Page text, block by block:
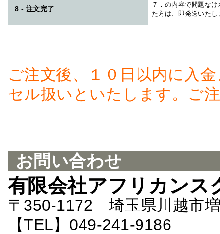
8 - 注文完了
７．の内容で問題な
た方は、即発送いたし
ご注文後、１０日以内に入
セル扱いといたします。ご
お問い合わせ
有限会社アフリカンス
〒350-1172 埼玉県川越市
【TEL】049-241-